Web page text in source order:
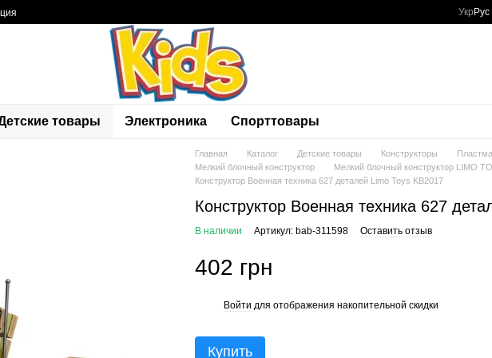
Укр Рус
товары Электроника Спорттовары
Главная Каталог Детские товары Конструкторы
Мелкий блочный конструктор
Мелкий блочный конструктор LIMO
Конструктор Военная техника 627 деталей Limo Toys KB2017
Конструктор Военная техника 627
В наличии Артикул: bab-311598 Оставить отзыв
402 грн
Войти для отображения накопительной скидки
Купить